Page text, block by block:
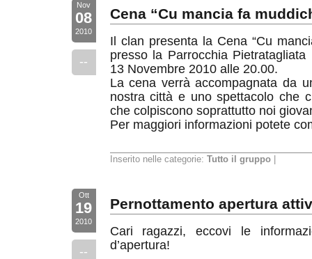
Nov
08
2010
--
Cena “Cu mancia fa
Il clan presenta la Cena “Cu
presso la Parrocchia
13 Novembre 2010 alle 20.00.
La cena verrà accompagnata da
nostra città e uno spettacolo che
che colpiscono soprattutto noi
Per maggiori informazioni potete
Inserito nelle categorie: Tutto il gruppo|
Ott
19
2010
--
Pernottamento apertura
Cari ragazzi, eccovi le
d’apertura!